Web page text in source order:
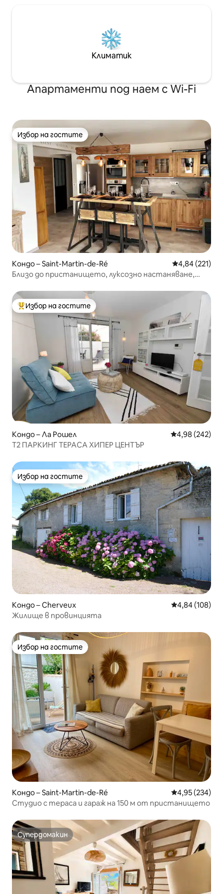
Климатик
Апартаменти под наем с Wi-Fi
Избор на гостите
Избор на гостите
Кондо – Saint-Martin-de-Ré Средна
4,84 (221)
Близо до пристанището, луксозно настаняване,
Най-популярен избор на гостите
Избор на гостите
Кондо – Ла Рошел Средна
4,98 (242)
T2 ПАРКИНГ ТЕРАСА ХИПЕР ЦЕНТЪР
Избор на гостите
Избор на гостите
Кондо – Cherveux Средна
4,84 (108)
Жилище в провинцията
Избор на гостите
Избор на гостите
Кондо – Saint-Martin-de-Ré Средна
4,95 (234)
Студио с тераса и гараж на 150 м от пристанището
Супердомакин
Супердомакин